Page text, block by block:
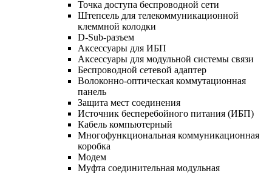
Точка доступа беспроводной сети
Штепсель для телекоммуникационной
клеммной колодки
D-Sub-разъем
Аксессуары для ИБП
Аксессуары для модульной системы связи
Беспроводной сетевой адаптер
Волоконно-оптическая коммутационная
панель
Защита мест соединения
Источник бесперебойного питания (ИБП)
Кабель компьютерный
Многофункциональная коммуникационная
коробка
Модем
Муфта соединительная модульная